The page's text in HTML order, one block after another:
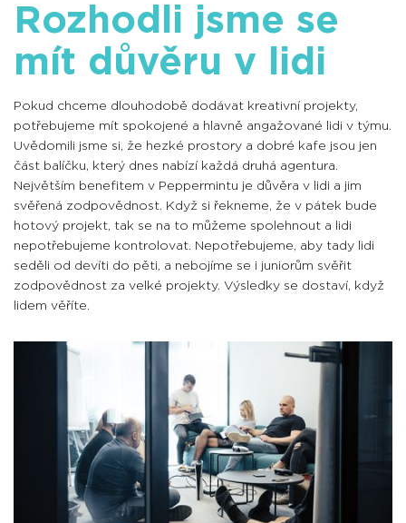
Rozhodli jsme se
mít důvěru v lidi
Pokud chceme dlouhodobě dodávat kreativní projekty,
potřebujeme mít spokojené a hlavně angažované lidi v týmu.
Uvědomili jsme si, že hezké prostory a dobré kafe jsou jen
část balíčku, který dnes nabízí každá druhá agentura.
Největším benefitem v Peppermintu je důvěra v lidi a jim
svěřená zodpovědnost. Když si řekneme, že v pátek bude
hotový projekt, tak se na to můžeme spolehnout a lidi
nepotřebujeme kontrolovat. Nepotřebujeme, aby tady lidi
seděli od devíti do pěti, a nebojíme se i juniorům svěřit
zodpovědnost za velké projekty. Výsledky se dostaví, když
lidem věříte.